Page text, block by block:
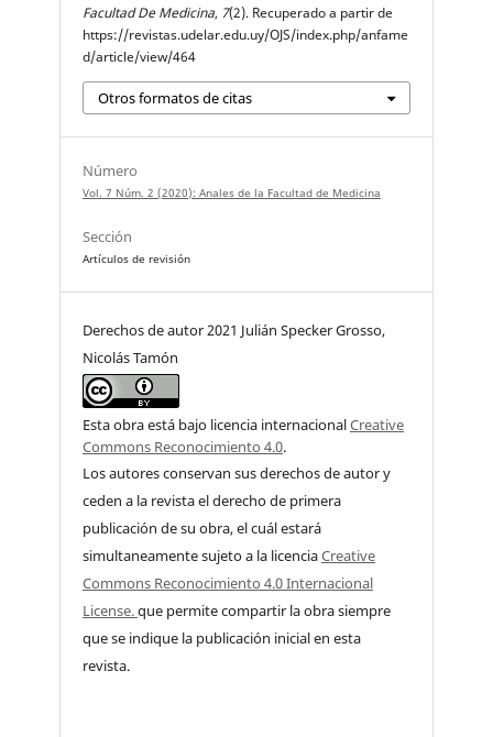
Facultad De Medicina, 7(2). Recuperado a partir de
https://revistas.udelar.edu.uy/OJS/index.php/anfame
d/article/view/464
Otros formatos de citas
Número
Vol. 7 Núm. 2 (2020): Anales de la Facultad de Medicina
Sección
Artículos de revisión
Derechos de autor 2021 Julián Specker Grosso,
Nicolás Tamón
Esta obra está bajo licencia internacionalCreative
Commons Reconocimiento 4.0.
Los autores conservan sus derechos de autor y
ceden a la revista el derecho de primera
publicación de su obra, el cuál estará
simultaneamente sujeto a la licenciaCreative
Commons Reconocimiento 4.0 Internacional
License.que permite compartir la obra siempre
que se indique la publicación inicial en esta
revista.